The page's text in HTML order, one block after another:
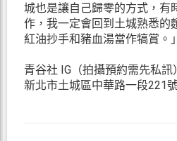
城也是讓自己歸零的方式，有
作，我一定會回到土城熟悉的
紅油抄手和豬血湯當作犒賞。」
青谷社 IG（拍攝預約需先私訊）
新北市土城區中華路一段221